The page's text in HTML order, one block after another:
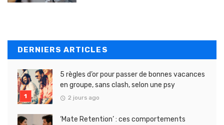
DERNIERS ARTICLES
5 règles d’or pour passer de bonnes vacances
en groupe, sans clash, selon une psy
2 jours ago
‘Mate Retention’ : ces comportements